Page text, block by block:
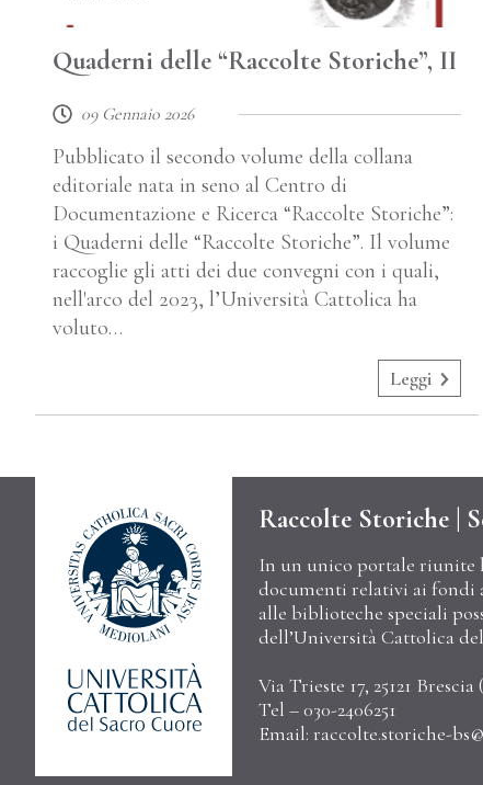
Quaderni delle “Raccolte Storiche”, II
09 Gennaio 2026
Pubblicato il secondo volume della collana
editoriale nata in seno al Centro di
Documentazione e Ricerca “Raccolte Storiche”:
i Quaderni delle “Raccolte Storiche”. Il volume
raccoglie gli atti dei due convegni con i quali,
nell'arco del 2023, l’Università Cattolica ha
voluto…
Leggi
Raccolte Storiche |
In un unico portale riunite
documenti relativi ai fondi
alle biblioteche speciali
dell’Università Cattolica
Via Trieste 17, 25121 Brescia (
Tel – 030-2406251
Email: raccolte.storiche-